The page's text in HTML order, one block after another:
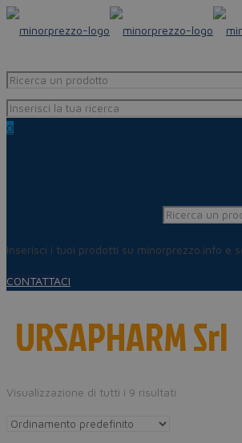
0
Inserisci i tuoi prodotti su minorprezzo.info e
CONTATTACI
URSAPHARM Srl
Visualizzazione di tutti i 9 risultati